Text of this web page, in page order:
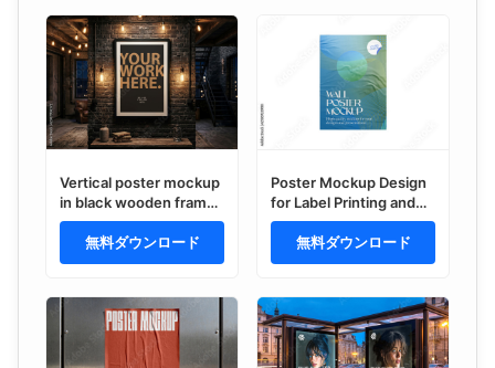
Vertical poster mockup
in black wooden frame
in dark loft interior
無料ダウンロード
Poster Mockup Design
for Label Printing and
Brand Showcase
無料ダウンロード